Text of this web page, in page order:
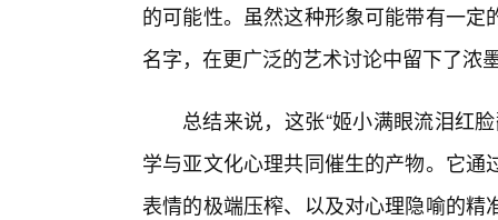
的可能性。虽然这种形象可能带有一
名字，在更广泛的艺术讨论中留下了浓
总结来说，这张“姬小满眼流泪红
学与亚文化心理共同催生的产物。它
表情的极端压榨、以及对心理隐喻的